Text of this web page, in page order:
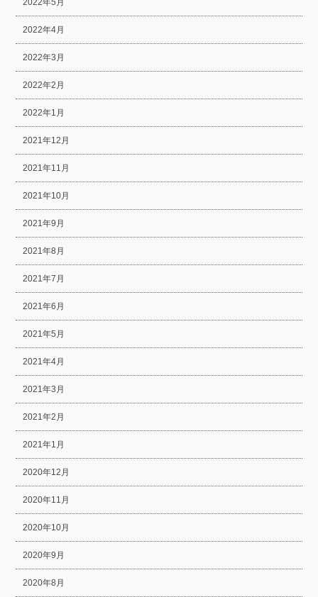
2022年5月
2022年4月
2022年3月
2022年2月
2022年1月
2021年12月
2021年11月
2021年10月
2021年9月
2021年8月
2021年7月
2021年6月
2021年5月
2021年4月
2021年3月
2021年2月
2021年1月
2020年12月
2020年11月
2020年10月
2020年9月
2020年8月